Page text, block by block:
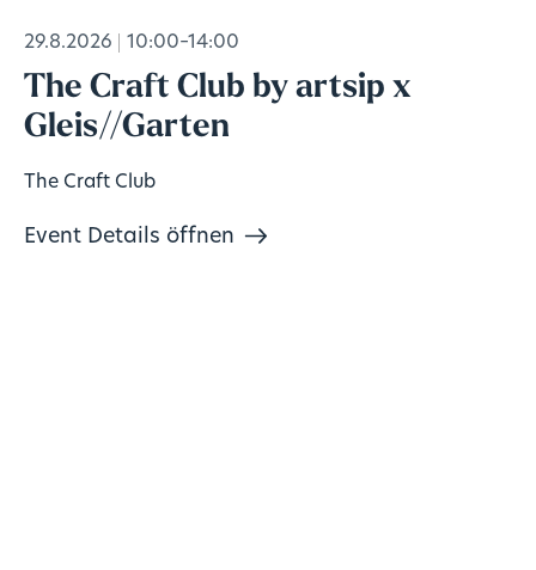
29.8.2026 10:00–14:00
The Craft Club by artsip x
Gleis//Garten
The Craft Club
Event Details öffnen